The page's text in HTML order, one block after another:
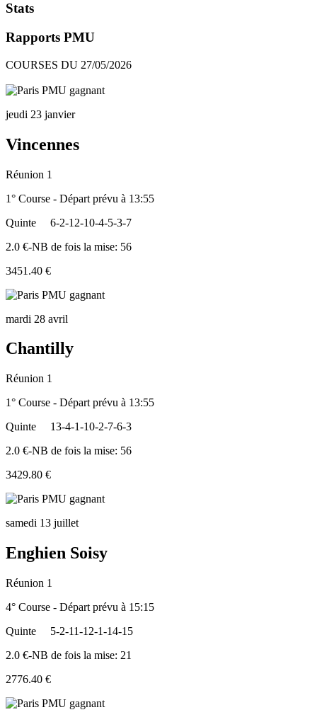
Stats
Rapports PMU
COURSES DU 27/05/2026
jeudi 23 janvier
Vincennes
Réunion 1
1° Course - Départ prévu à 13:55
Quinte
6-2-12-10-4-5-3-7
2.0 €-NB de fois la mise: 56
3451.40 €
mardi 28 avril
Chantilly
Réunion 1
1° Course - Départ prévu à 13:55
Quinte
13-4-1-10-2-7-6-3
2.0 €-NB de fois la mise: 56
3429.80 €
samedi 13 juillet
Enghien Soisy
Réunion 1
4° Course - Départ prévu à 15:15
Quinte
5-2-11-12-1-14-15
2.0 €-NB de fois la mise: 21
2776.40 €